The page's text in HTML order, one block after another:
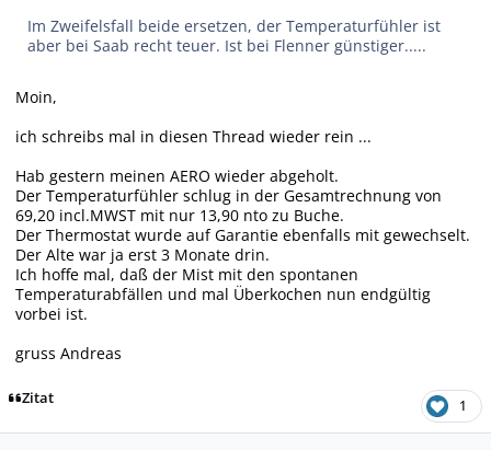
Im Zweifelsfall beide ersetzen, der Temperaturfühler ist
aber bei Saab recht teuer. Ist bei Flenner günstiger.....
Moin,
ich schreibs mal in diesen Thread wieder rein ...
Hab gestern meinen AERO wieder abgeholt.
Der Temperaturfühler schlug in der Gesamtrechnung von
69,20 incl.MWST mit nur 13,90 nto zu Buche.
Der Thermostat wurde auf Garantie ebenfalls mit gewechselt.
Der Alte war ja erst 3 Monate drin.
Ich hoffe mal, daß der Mist mit den spontanen
Temperaturabfällen und mal Überkochen nun endgültig
vorbei ist.
gruss Andreas
Zitat 1